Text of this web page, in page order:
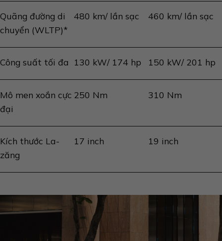
Quãng đường di
chuyển (WLTP)*
480 km/ lần sạc 460 km/ lần sạc
Công suất tối đa 130 kW/ 174 hp 150 kW/ 201 hp
Mô men xoắn cực
đại
250 Nm 310 Nm
Kích thước La-
zăng
17 inch 19 inch